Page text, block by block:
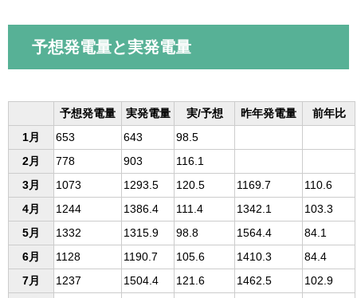
予想発電量と実発電量
予想発電量 実発電量 実/予想 昨年発電量
前年比
1月
653 643
98.5
2月
778 903
116.1
3月
1073 1293.5 120.5 1169.7
110.6
4月
1244 1386.4 111.4 1342.1
103.3
5月
1332 1315.9 98.8 1564.4
84.1
6月
1128 1190.7 105.6 1410.3
84.4
7月
1237 1504.4 121.6 1462.5
102.9